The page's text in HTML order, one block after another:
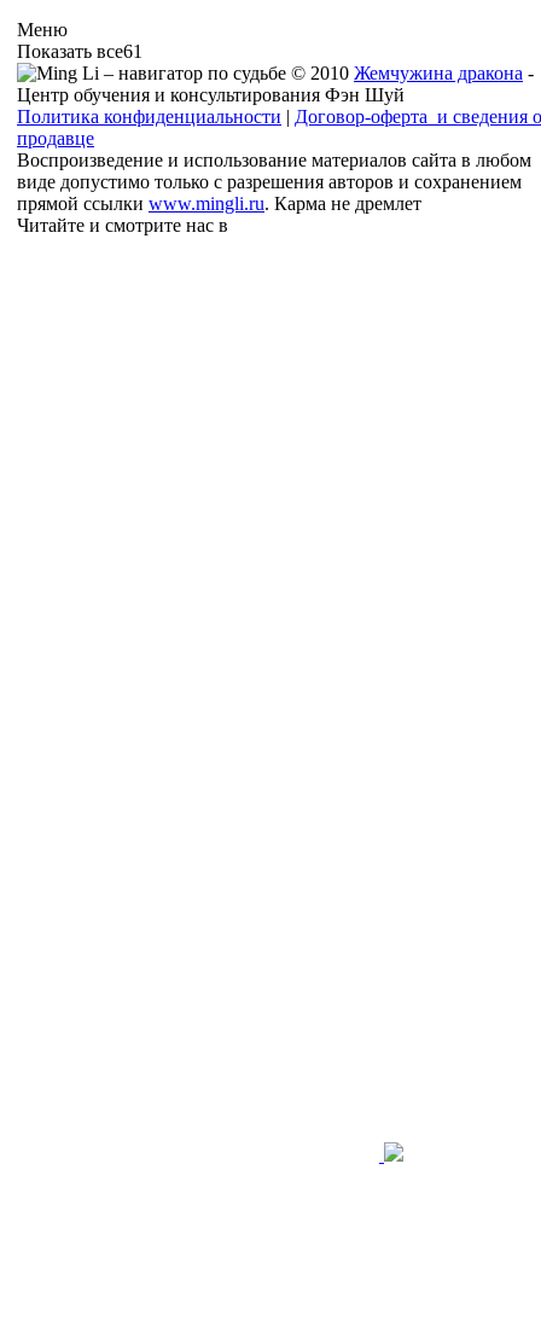
Меню
Показать все61
© 2010 Жемчужина дракона -
Центр обучения и консультирования Фэн Шуй
Политика конфиденциальности | Договор-оферта и сведения о
продавце
Воспроизведение и использование материалов сайта в любом
виде допустимо только с разрешения авторов и сохранением
прямой ссылки www.mingli.ru. Карма не дремлет
Читайте и смотрите нас в